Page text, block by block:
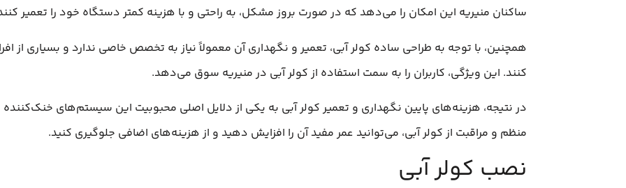
ساکنان منیریه این امکان را می‌دهد که در صورت بروز مشکل، به راحتی و با هزینه کمتر دستگاه خود را تعمیر
همچنین، با توجه به طراحی ساده کولر آبی، تعمیر و نگهداری آن معمولاً نیاز به تخصص خاصی ندارد و بسیاری از
کنند. این ویژگی، کاربران را به سمت استفاده از کولر آبی در منیریه سوق می‌دهد.
در نتیجه، هزینه‌های پایین نگهداری و تعمیر کولر آبی به یکی از دلایل اصلی محبوبیت این سیستم‌های
منظم و مراقبت از کولر آبی، می‌توانید عمر مفید آن را افزایش دهید و از هزینه‌های اضافی جلوگیری کنید.
نصب کولر آبی